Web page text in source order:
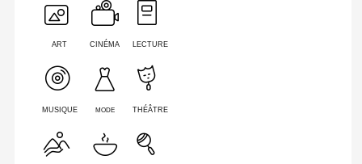
ART CINÉMA LECTURE
MUSIQUE MODE THÉÂTRE